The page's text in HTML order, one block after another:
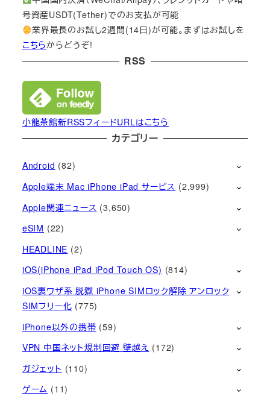
号資産USDT(Tether)でのお支払が可能
業界最長のお試し2週間(14日)が可能。まずはお試しを
こちらからどうぞ!
RSS
小龍茶館新RSSフィードURLはこちら
カテゴリー
Android (82)
Apple端末 Mac iPhone iPad サービス (2,999)
Apple関連ニュース (3,650)
eSIM (22)
HEADLINE (2)
iOS(iPhone iPad iPod Touch OS) (814)
iOS裏ワザ系 脱獄 iPhone SIMロック解除 アンロック
SIMフリー化 (775)
iPhone以外の携帯 (59)
VPN 中国ネット規制回避 壁越え (172)
ガジェット (110)
ゲーム (11)